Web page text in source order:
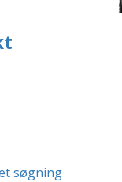
søgning